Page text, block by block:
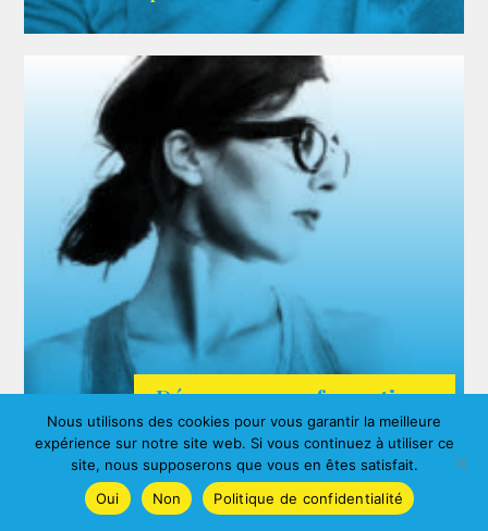
ARDA
Agnes ALBERNY
Découvrez nos formations
Nous utilisons des cookies pour vous garantir la meilleure
expérience sur notre site web. Si vous continuez à utiliser ce
site, nous supposerons que vous en êtes satisfait.
Oui
Non Politique de confidentialité